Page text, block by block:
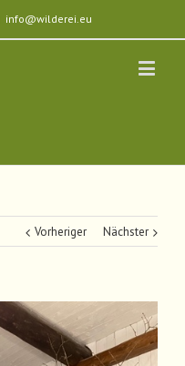
info@wilderei.eu
Vorheriger Nächster